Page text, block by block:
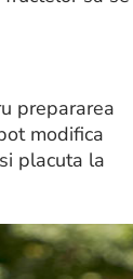
prepararea
modifica
placuta la